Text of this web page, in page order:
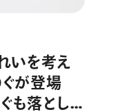
いを考え
ぐが登場
も落とし